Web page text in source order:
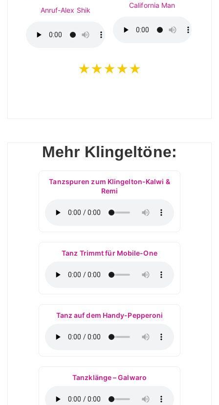
Anruf-Alex Shik
California Man
★★★★★
Mehr Klingeltöne:
Tanzspuren zum Klingelton-Kalwi &
Remi
Tanz Trimmt für Mobile-One
Tanz auf dem Handy-Pepperoni
Tanzklänge – Galwaro